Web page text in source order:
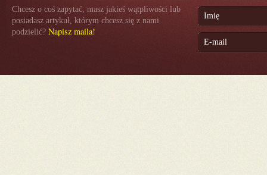
Chcesz o coś zapytać, masz jakieś wątpliwości lub
posiadasz artykuł, którym chcesz się z nami
podzielić? Napisz maila!